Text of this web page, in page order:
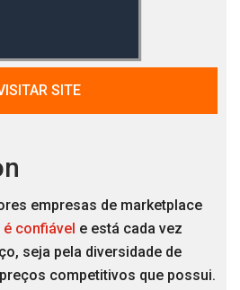
SITE
empresas de marketplace
confiável e está cada vez
seja pela diversidade de
competitivos que possui.